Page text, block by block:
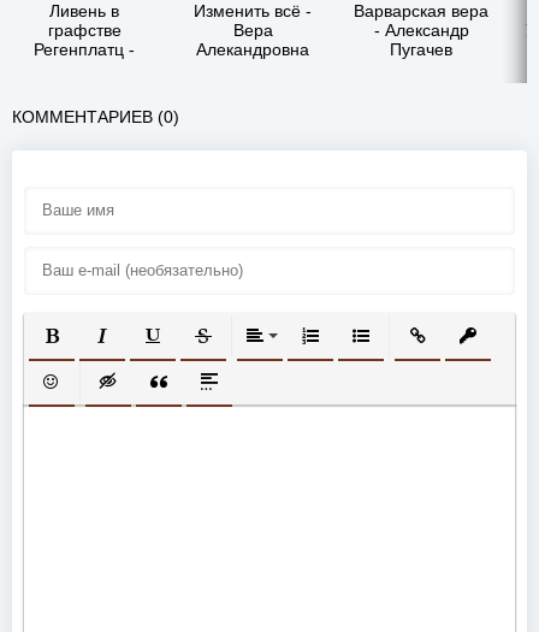
Ливень в
графстве
Регенплатц -
Изменить всё -
Вера
Алекандровна
Варварская вера
- Александр
Пугачев
КОММЕНТАРИЕВ (0)
ПОЛУЖИРНЫЙ
КУРСИВПОДЧЕРКНУТЫЙ
ЗАЧЕРКНУТЫЙВЫРАВНИВАНИЕ
НУМЕРОВАННЫЙ СПИСОК
МАРКИРОВАННЫЙ
ВСТАВИТЬ
ВСТАВИТЬ СМАЙЛИК
ВСТАВКА СКРЫТОГО ТЕКСТА
ВСТАВКА ЦИТАТЫ
ВСТАВКА СПОЙЛЕРА